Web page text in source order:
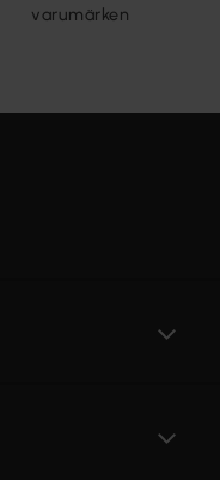
varumärken